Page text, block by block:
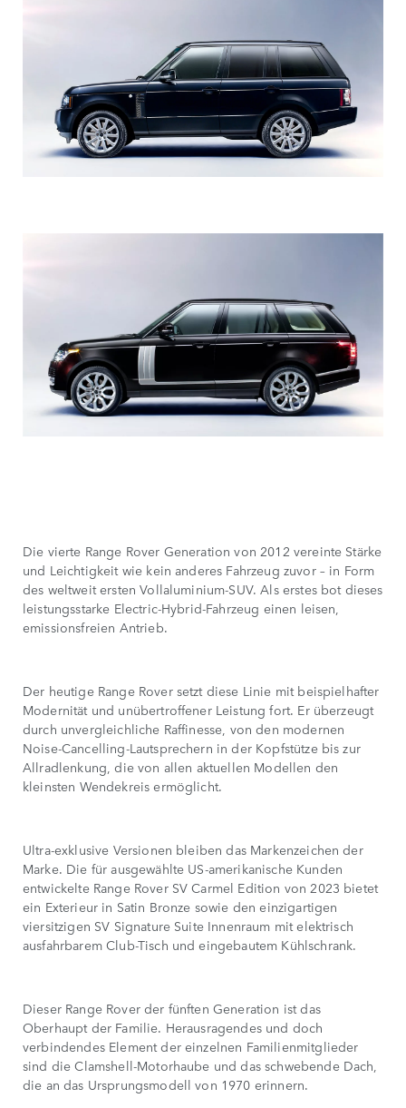
Die vierte Range Rover Generation von 2012 vereinte Stärke
und Leichtigkeit wie kein anderes Fahrzeug zuvor – in Form
des weltweit ersten Vollaluminium-SUV. Als erstes bot dieses
leistungsstarke Electric-Hybrid-Fahrzeug einen leisen,
emissionsfreien Antrieb.
Der heutige Range Rover setzt diese Linie mit beispielhafter
Modernität und unübertroffener Leistung fort. Er überzeugt
durch unvergleichliche Raffinesse, von den modernen
Noise-Cancelling-Lautsprechern in der Kopfstütze bis zur
Allradlenkung, die von allen aktuellen Modellen den
kleinsten Wendekreis ermöglicht.
Ultra-exklusive Versionen bleiben das Markenzeichen der
Marke. Die für ausgewählte US-amerikanische Kunden
entwickelte Range Rover SV Carmel Edition von 2023 bietet
ein Exterieur in Satin Bronze sowie den einzigartigen
viersitzigen SV Signature Suite Innenraum mit elektrisch
ausfahrbarem Club-Tisch und eingebautem Kühlschrank.
Dieser Range Rover der fünften Generation ist das
Oberhaupt der Familie. Herausragendes und doch
verbindendes Element der einzelnen Familienmitglieder
sind die Clamshell-Motorhaube und das schwebende Dach,
die an das Ursprungsmodell von 1970 erinnern.